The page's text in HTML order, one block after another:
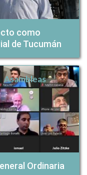
como
de Tucumán
Asambleas
Ordinaria